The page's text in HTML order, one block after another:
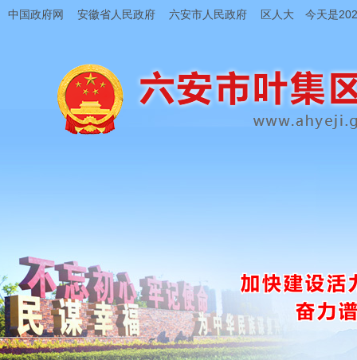
中国政府网 安徽省人民政府 六安市人民政府 区人大 今天是